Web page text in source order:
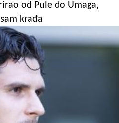
od Pule do Umaga,
krađa